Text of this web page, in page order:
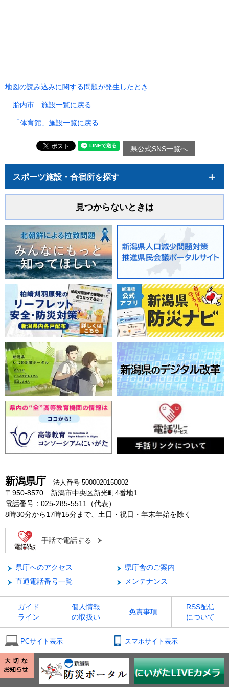
地図の読み込みに関する問題が発生したとき
胎内市 施設一覧に戻る
「体育館」施設一覧に戻る
県公式SNS一覧へ
スポーツ施設・合宿所を探す
見つからないときは
新潟県庁 法人番号 5000020150002
〒950-8570 新潟市中央区新光町4番地1
電話番号：025-285-5511（代表）
8時30分から17時15分まで、土日・祝日・年末年始を除く
手話で電話する
県庁へのアクセス
県庁舎のご案内
直通電話番号一覧
メンテナンス
ガイド
ライン
個人情報
の取扱い
免責事項
RSS配信
について
PCサイト表示 スマホサイト表示